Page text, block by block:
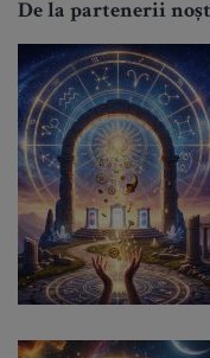
De la partenerii